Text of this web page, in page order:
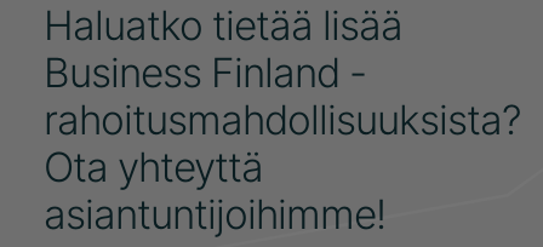
Haluatko tietää lisää
Business Finland -
rahoitusmahdollisuuksista?
Ota yhteyttä
asiantuntijoihimme!